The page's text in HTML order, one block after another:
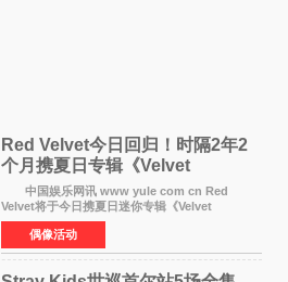
Red Velvet今日回归！时隔2年2
个月携夏日专辑《Velvet
Summer》重启完整体活动
中国娱乐网讯 www yule com cn Red
Velvet将于今日携夏日迷你专辑《Velvet
Summer》时隔2年2个月重启完整体活动。这张
于8月3日发行的专辑，主打柔和成熟氛围的夏日
音乐，收录了成员们想着
偶像活动